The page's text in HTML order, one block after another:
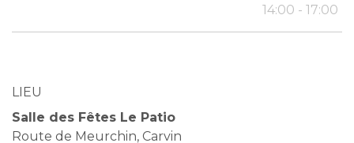
14:00 - 17:00
LIEU
Salle des Fêtes Le Patio
Route de Meurchin, Carvin